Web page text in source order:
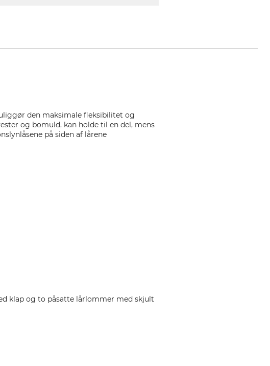
den maksimale fleksibilitet og
og bomuld, kan holde til en del, mens
på siden af lårene
klap og to påsatte lårlommer med skjult